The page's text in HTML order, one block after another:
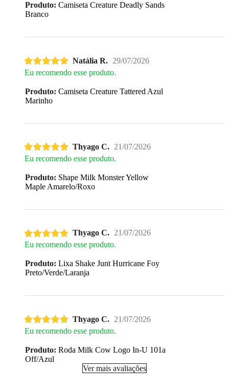
Produto: Camiseta Creature Deadly Sands
Branco
Natália R. 29/07/2026
Eu recomendo esse produto.
Produto: Camiseta Creature Tattered Azul
Marinho
Thyago C. 21/07/2026
Eu recomendo esse produto.
Produto: Shape Milk Monster Yellow
Maple Amarelo/Roxo
Thyago C. 21/07/2026
Eu recomendo esse produto.
Produto: Lixa Shake Junt Hurricane Foy
Preto/Verde/Laranja
Thyago C. 21/07/2026
Eu recomendo esse produto.
Produto: Roda Milk Cow Logo In-U 101a
Off/Azul
Ver mais avaliações